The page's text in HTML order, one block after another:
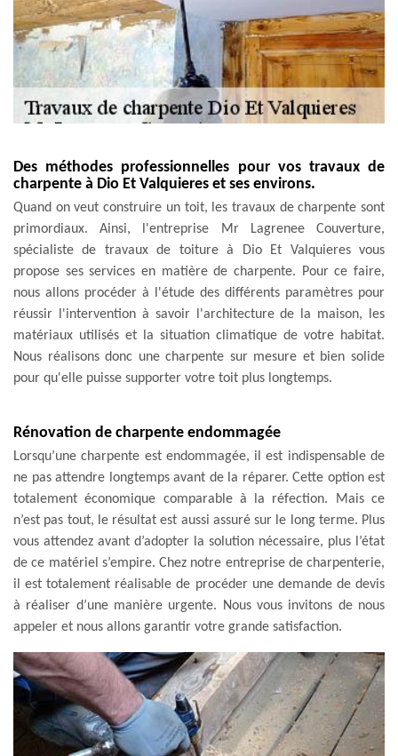
Des méthodes professionnelles pour vos travaux de
charpente à Dio Et Valquieres et ses environs.
Quand on veut construire un toit, les travaux de charpente sont
primordiaux. Ainsi, l'entreprise Mr Lagrenee Couverture,
spécialiste de travaux de toiture à Dio Et Valquieres vous
propose ses services en matière de charpente. Pour ce faire,
nous allons procéder à l'étude des différents paramètres pour
réussir l'intervention à savoir l'architecture de la maison, les
matériaux utilisés et la situation climatique de votre habitat.
Nous réalisons donc une charpente sur mesure et bien solide
pour qu'elle puisse supporter votre toit plus longtemps.
Rénovation de charpente endommagée
Lorsqu’une charpente est endommagée, il est indispensable de
ne pas attendre longtemps avant de la réparer. Cette option est
totalement économique comparable à la réfection. Mais ce
n’est pas tout, le résultat est aussi assuré sur le long terme. Plus
vous attendez avant d’adopter la solution nécessaire, plus l’état
de ce matériel s’empire. Chez notre entreprise de charpenterie,
il est totalement réalisable de procéder une demande de devis
à réaliser d’une manière urgente. Nous vous invitons de nous
appeler et nous allons garantir votre grande satisfaction.